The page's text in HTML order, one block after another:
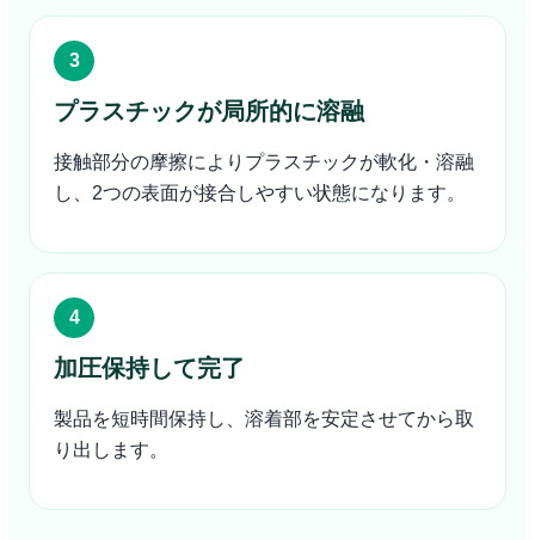
プラスチックが局所的に溶融
接触部分の摩擦によりプラスチックが軟化・溶融
し、2つの表面が接合しやすい状態になります。
加圧保持して完了
製品を短時間保持し、溶着部を安定させてから取
り出します。